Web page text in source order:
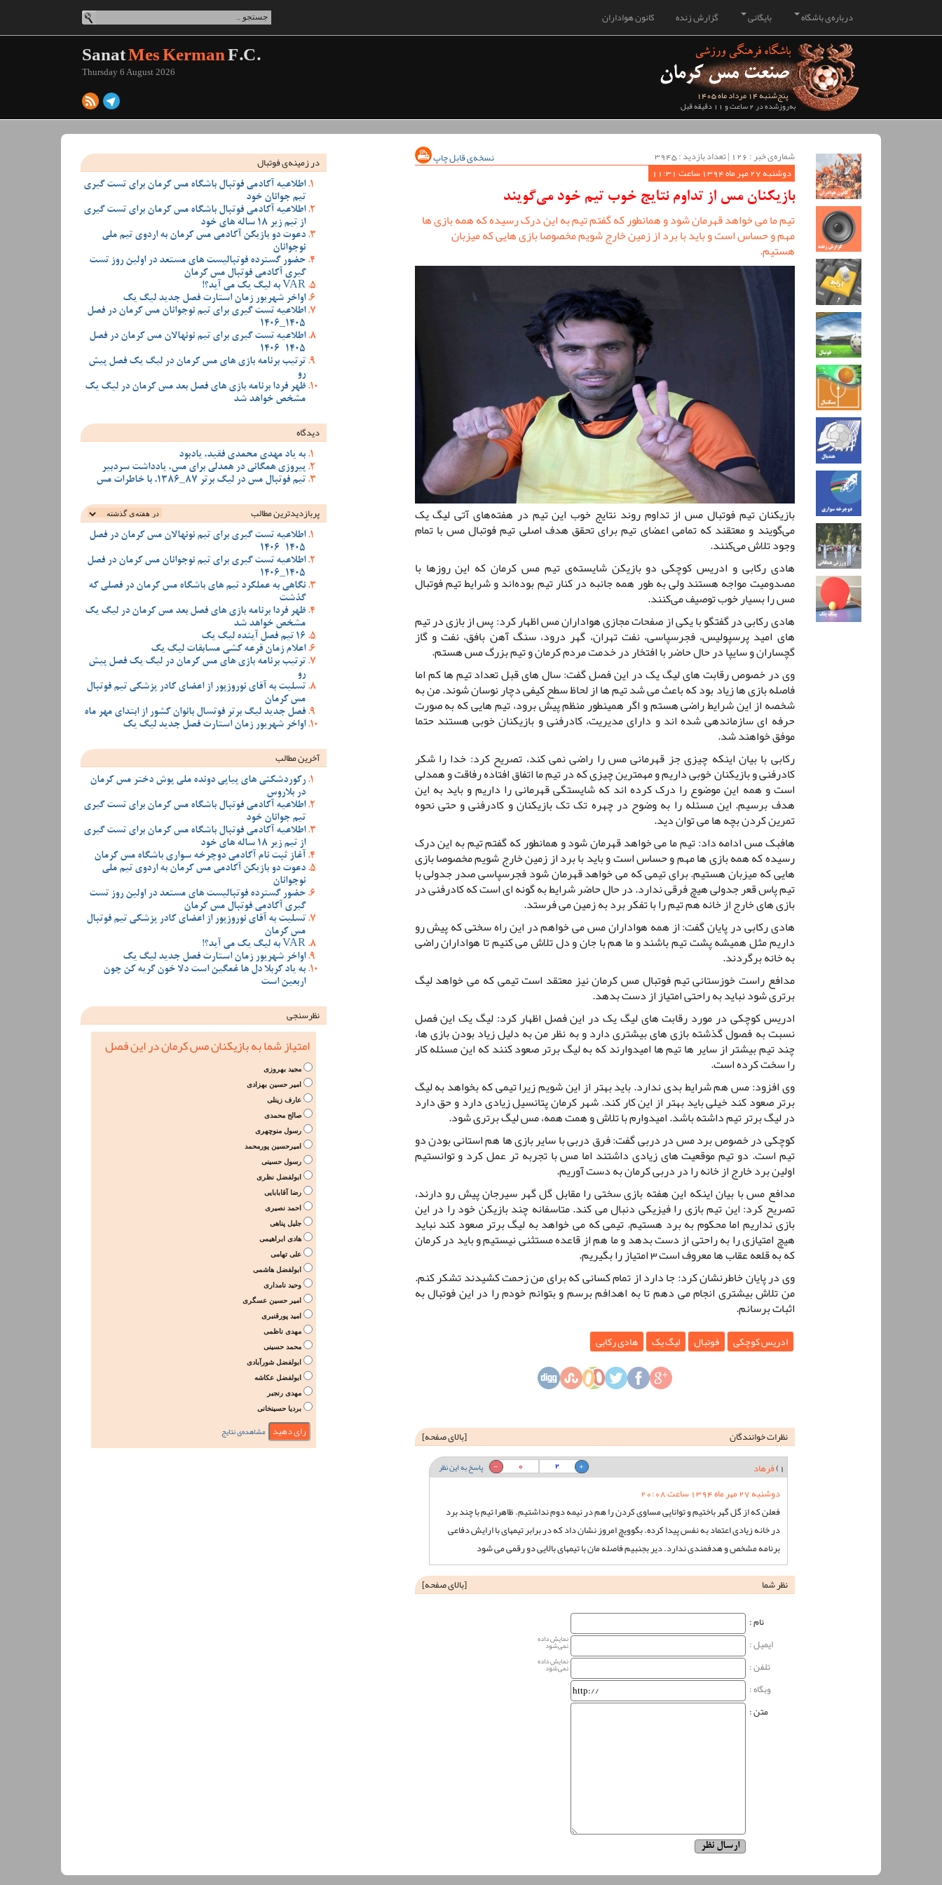
کانون هواداران گزارش زنده بایگانی درباره‌ی باشگاه
پنج‌شنبه 14 مرداد ماه 1405
به‌روزشده در 2 ساعت و 11 دقیقه قبل
SanatMes KermanF.C.
Thursday 6 August 2026
شماره‌ی خبر : ‌126 | تعداد بازدید : 3945
نسخه‌ی قابل چاپ
دوشنبه 27 مهر ماه 1394 ساعت 11:31
بازیکنان مس از تداوم نتایج خوب تیم خود می‌گویند
تیم ما می خواهد قهرمان شود و همانطور که گفتم تیم به این درک رسیده که همه بازی ها
مهم و حساس است و باید با برد از زمین خارج شویم مخصوصا بازی هایی که میزبان
هستیم.
بازیکنان تیم فوتبال مس از تداوم روند نتایج خوب این تیم در هفته‌های آتی لیگ یک
می‌گویند و معتقند که تمامی اعضای تیم برای تحقق هدف اصلی تیم فوتبال مس با تمام
وجود تلاش می‌کنند.
هادی رکابی و ادریس کوچکی دو بازیکن شایسته‌ی تیم مس کرمان که این روزها با
مصدومیت مواجه هستند ولی به طور همه جانبه در کنار تیم بوده‌اند و شرایط تیم فوتبال
مس را بسیار خوب توصیف می‌کنند.
هادی رکابی در گفتگو با یکی از صفحات مجازی هواداران مس اظهار کرد: پس از بازی در تیم
های امید پرسپولیس، فجرسپاسی، نفت تهران، گهر درود، سنگ آهن بافق، نفت و گاز
گچساران و سایپا در حال حاضر با افتخار در خدمت مردم کرمان و تیم بزرگ مس هستم.
وی در خصوص رقابت های لیگ یک در این فصل گفت: سال های قبل تعداد تیم ها کم اما
فاصله بازی ها زیاد بود که باعث می شد تیم ها از لحاظ سطح کیفی دچار نوسان شوند. من به
شخصه از این شرایط راضی هستم و اگر همینطور منظم پیش برود، تیم هایی که به صورت
حرفه ای سازماندهی شده اند و دارای مدیریت، کادرفنی و بازیکنان خوبی هستند حتما
موفق خواهند شد.
رکابی با بیان اینکه چیزی جز قهرمانی مس را راضی نمی کند، تصریح کرد: خدا را شکر
کادرفنی و بازیکنان خوبی داریم و مهمترین چیزی که در تیم ما اتفاق افتاده رفاقت و همدلی
است و همه این موضوع را درک کرده اند که شایستگی قهرمانی را داریم و باید به این
هدف برسیم. این مسئله را به وضوح در چهره تک تک بازیکنان و کادرفنی و حتی نحوه
تمرین کردن بچه ها می توان دید.
هافبک مس ادامه داد: تیم ما می خواهد قهرمان شود و همانطور که گفتم تیم به این درک
رسیده که همه بازی ها مهم و حساس است و باید با برد از زمین خارج شویم مخصوصا بازی
هایی که میزبان هستیم. برای تیمی که می خواهد قهرمان شود فجرسپاسی صدر جدولی با
تیم پاس قعر جدولی هیچ فرقی ندارد. در حال حاضر شرایط به گونه ای است که کادرفنی در
بازی های خارج از خانه هم تیم را با تفکر برد به زمین می فرستد.
هادی رکابی در پایان گفت: از همه هواداران مس می خواهم در این راه سختی که پیش رو
داریم مثل همیشه پشت تیم باشند و ما هم با جان و دل تلاش می کنیم تا هواداران راضی
به خانه برگردند.
مدافع راست خوزستانی تیم فوتبال مس کرمان نیز معتقد است تیمی که می خواهد لیگ
برتری شود نباید به راحتی امتیاز از دست بدهد.
ادریس کوچکی در مورد رقابت های لیگ یک در این فصل اظهار کرد: لیگ یک این فصل
نسبت به فصول گذشته بازی های بیشتری دارد و به نظر من به دلیل زیاد بودن بازی ها،
چند تیم بیشتر از سایر ها تیم ها امیدوارند که به لیگ برتر صعود کنند که این مسئله کار
را سخت کرده است.
وی افزود: مس هم شرایط بدی ندارد. باید بهتر از این شویم زیرا تیمی که بخواهد به لیگ
برتر صعود کند خیلی باید بهتر از این کار کند. شهر کرمان پتانسیل زیادی دارد و حق دارد
در لیگ برتر تیم داشته باشد. امیدوارم با تلاش و همت همه، مس لیگ برتری شود.
کوچکی در خصوص برد مس در دربی گفت: فرق دربی با سایر بازی ها هم استانی بودن دو
تیم است. دو تیم موقعیت های زیادی داشتند اما مس با تجربه تر عمل کرد و توانستیم
اولین برد خارج از خانه را در دربی کرمان به دست آوریم.
مدافع مس با بیان اینکه این هفته بازی سختی را مقابل گل گهر سیرجان پیش رو دارند،
تصریح کرد: این تیم بازی را فیزیکی دنبال می کند. متاسفانه چند بازیکن خود را در این
بازی نداریم اما محکوم به برد هستیم. تیمی که می خواهد به لیگ برتر صعود کند نباید
هیچ امتیازی را به راحتی از دست بدهد و ما هم از قاعده مستثنی نیستیم و باید در کرمان
که به قلعه عقاب ها معروف است 3 امتیاز را بگیریم.
وی در پایان خاطرنشان کرد: جا دارد از تمام کسانی که برای من زحمت کشیدند تشکر کنم.
من تلاش بیشتری انجام می دهم تا به اهدافم برسم و بتوانم خودم را در این فوتبال به
اثبات برسانم.
ادریس کوچکی فوتبال لیگ یک هادی رکابی
نظرات خوانندگان [بالای صفحه]
1) فرهاد پاسخ به این نظر 0
2
دوشنبه 27 مهر ماه 1394 ساعت 20:08
فعلن که از گل گهر باختیم و توانایی مساوی کردن را هم در نیمه دوم نداشتیم. ظاهرا تیم با چند برد
در خانه زیادی اعتماد به نفس پیدا کرده. بگوویچ امروز نشان داد که در برابر تیمهای با ارایش دفاعی
برنامه مشخص و هدفمندی ندارد. دیر بجنبیم فاصله مان با تیمهای بالایی دو رقمی می شود
نظر شما
[بالای صفحه]
نام‌ :
ایمیل :
نمایش داده
نمی‌شود
تلفن : نمایش داده
نمی‌شود
وبگاه‌ :
متن :
در زمینه‌ی فوتبال
اطلاعیه آکادمی فوتبال باشگاه مس کرمان برای تست گیری
تیم جوانان خود
اطلاعیه آکادمی فوتبال باشگاه مس کرمان برای تست گیری
از تیم زیر 18 ساله های خود
دعوت دو بازیکن آکادمی مس کرمان به اردوی تیم ملی
نوجوانان
حضور گسترده فوتبالیست های مستعد در اولین روز تست
گیری آکادمی فوتبال مس کرمان
VAR به لیگ یک می آید؟!
اواخر شهریور زمان استارت فصل جدید لیگ یک
اطلاعیه تست گیری برای تیم نوجوانان مس کرمان در فصل
1405_1406
اطلاعیه تست گیری برای تیم نونهالان مس کرمان در فصل
1405-1406
ترتیب برنامه بازی های مس کرمان در لیگ یک فصل پیش
رو
ظهر فردا برنامه بازی های فصل بعد مس کرمان در لیگ یک
مشخص خواهد شد
دیدگاه
به یاد مهدی محمدی فقید، یادبود
پیروزی همگانی در همدلی برای مس، یادداشت سردبیر
تیم فوتبال مس در لیگ برتر 87_1386، با خاطرات مس
پربازدیدترین‌ مطالب
اطلاعیه تست گیری برای تیم نونهالان مس کرمان در فصل
1405-1406
اطلاعیه تست گیری برای تیم نوجوانان مس کرمان در فصل
1405_1406
نگاهی به عملکرد تیم های باشگاه مس کرمان در فصلی که
گذشت
ظهر فردا برنامه بازی های فصل بعد مس کرمان در لیگ یک
مشخص خواهد شد
16 تیم فصل آینده لیگ یک
اعلام زمان قرعه کشی مسابقات لیگ یک
ترتیب برنامه بازی های مس کرمان در لیگ یک فصل پیش
رو
تسلیت به آقای نوروزپور از اعضای کادر پزشکی تیم فوتبال
مس کرمان
فصل جدید لیگ برتر فوتسال بانوان کشور از ابتدای مهر ماه
اواخر شهریور زمان استارت فصل جدید لیگ یک
آخرین مطالب
رکوردشکنی های پیاپی دونده ملی پوش دختر مس کرمان
در بلاروس
اطلاعیه آکادمی فوتبال باشگاه مس کرمان برای تست گیری
تیم جوانان خود
اطلاعیه آکادمی فوتبال باشگاه مس کرمان برای تست گیری
از تیم زیر 18 ساله های خود
آغاز ثبت نام آکادمی دوچرخه سواری باشگاه مس کرمان
دعوت دو بازیکن آکادمی مس کرمان به اردوی تیم ملی
نوجوانان
حضور گسترده فوتبالیست های مستعد در اولین روز تست
گیری آکادمی فوتبال مس کرمان
تسلیت به آقای نوروزپور از اعضای کادر پزشکی تیم فوتبال
مس کرمان
VAR به لیگ یک می آید؟!
اواخر شهریور زمان استارت فصل جدید لیگ یک
به یاد کربلا دل ها غمگین است دلا خون گریه کن چون
اربعین است
نظرسنجی
امتیاز شما به بازیکنان مس کرمان در این فصل
مجید بهروزی
امیر حسین بهزادی
عارف زینلی
صالح محمدی
رسول منوچهری
امیرحسین پورمحمد
رسول حسینی
ابولفضل نظری
رضا آقابابایی
احمد نصیری
جلیل پناهی
هادی ابراهیمی
علی تهامی
ابولفضل هاشمی
وحید نامداری
امیر حسین عسگری
امید پورقنبری
مهدی ناظمی
محمد حسینی
ابولفضل شورآبادی
ابولفضل عکاشه
مهدی رنجبر
بردیا حسینخانی
مشاهده‌ی نتایج